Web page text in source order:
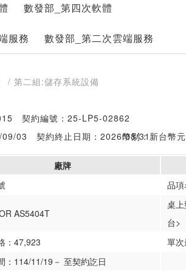
數發部_第四次軟體
服務 數發部_第二次雲端服務
/ 第二組:儲存系統設備
契約編號：25-LP5-02862
09/03
契約終止日期：2026/08/31幣別：新台幣元
廠牌
品
AS5404T
桌
台>
：47,923
單
：114/11/19－ 至契約訖日